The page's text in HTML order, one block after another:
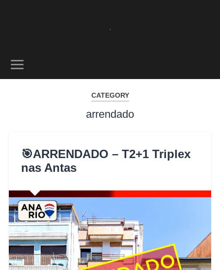
CATEGORY
arrendado
🎯ARRENDADO – T2+1 Triplex
nas Antas